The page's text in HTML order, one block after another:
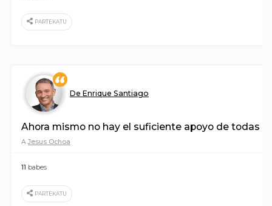
PARTEKATU
De Enrique Santiago
Ahora mismo no hay el suficiente apoyo de todas
A Jesus Ochoa
11 babes
PARTEKATU